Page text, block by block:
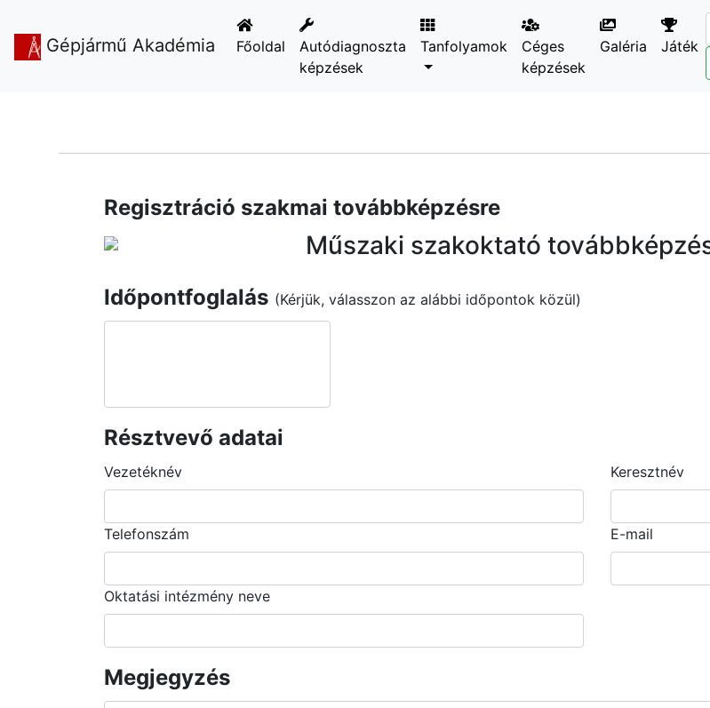
Gépjármű Akadémia Főoldal
Autódiagnoszta
képzések
Tanfolyamok
Céges
képzések
Galéria
Játék
Regisztráció szakmai továbbképzésre
Műszaki szakoktató
Időpontfoglalás (Kérjük, válasszon az alábbi időpontok közül)
Résztvevő adatai
Vezetéknév Keresztnév
Telefonszám E-mail
Oktatási intézmény neve
Megjegyzés